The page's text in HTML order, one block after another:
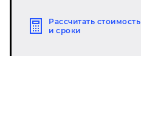
Рассчитать стоимость
и сроки